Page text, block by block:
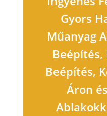
Gyors
Műanyag
Beépítés,
Áron